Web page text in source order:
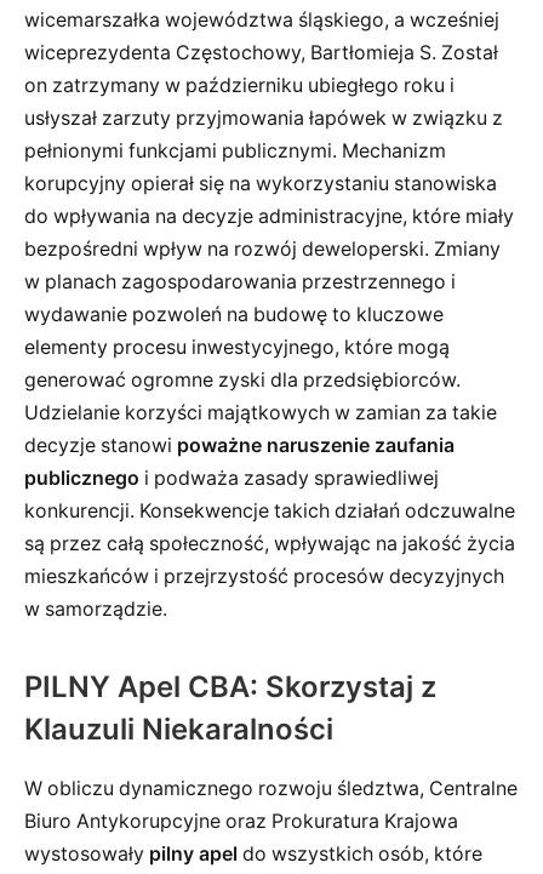
wicemarszałka województwa śląskiego, a wcześniej
wiceprezydenta Częstochowy, Bartłomieja S. Został
on zatrzymany w październiku ubiegłego roku i
usłyszał zarzuty przyjmowania łapówek w związku z
pełnionymi funkcjami publicznymi. Mechanizm
korupcyjny opierał się na wykorzystaniu stanowiska
do wpływania na decyzje administracyjne, które miały
bezpośredni wpływ na rozwój deweloperski. Zmiany
w planach zagospodarowania przestrzennego i
wydawanie pozwoleń na budowę to kluczowe
elementy procesu inwestycyjnego, które mogą
generować ogromne zyski dla przedsiębiorców.
Udzielanie korzyści majątkowych w zamian za takie
decyzje stanowi poważne naruszenie zaufania
publicznego i podważa zasady sprawiedliwej
konkurencji. Konsekwencje takich działań odczuwalne
są przez całą społeczność, wpływając na jakość życia
mieszkańców i przejrzystość procesów decyzyjnych
w samorządzie.
PILNY Apel CBA: Skorzystaj z
Klauzuli Niekaralności
W obliczu dynamicznego rozwoju śledztwa, Centralne
Biuro Antykorupcyjne oraz Prokuratura Krajowa
wystosowały pilny apel do wszystkich osób, które